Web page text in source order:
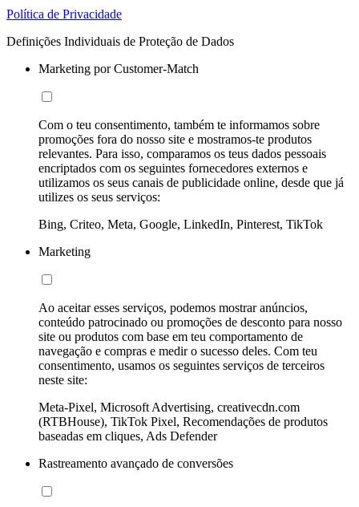
Política de Privacidade
Definições Individuais de Proteção de Dados
Marketing por Customer-Match
Com o teu consentimento, também te informamos sobre
promoções fora do nosso site e mostramos-te produtos
relevantes. Para isso, comparamos os teus dados pessoais
encriptados com os seguintes fornecedores externos e
utilizamos os seus canais de publicidade online, desde que já
utilizes os seus serviços:
Bing, Criteo, Meta, Google, LinkedIn, Pinterest, TikTok
Marketing
Ao aceitar esses serviços, podemos mostrar anúncios,
conteúdo patrocinado ou promoções de desconto para nosso
site ou produtos com base em teu comportamento de
navegação e compras e medir o sucesso deles. Com teu
consentimento, usamos os seguintes serviços de terceiros
neste site:
Meta-Pixel, Microsoft Advertising, creativecdn.com
(RTBHouse), TikTok Pixel, Recomendações de produtos
baseadas em cliques, Ads Defender
Rastreamento avançado de conversões